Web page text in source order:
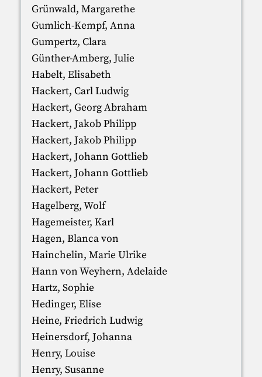
Grünwald, Margarethe
Gumlich-Kempf, Anna
Gumpertz, Clara
Günther-Amberg, Julie
Habelt, Elisabeth
Hackert, Carl Ludwig
Hackert, Georg Abraham
Hackert, Jakob Philipp
Hackert, Jakob Philipp
Hackert, Johann Gottlieb
Hackert, Johann Gottlieb
Hackert, Peter
Hagelberg, Wolf
Hagemeister, Karl
Hagen, Blanca von
Hainchelin, Marie Ulrike
Hann von Weyhern, Adelaide
Hartz, Sophie
Hedinger, Elise
Heine, Friedrich Ludwig
Heinersdorf, Johanna
Henry, Louise
Henry, Susanne